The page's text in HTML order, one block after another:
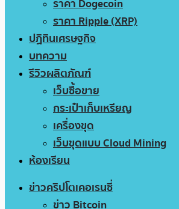
ราคา Dogecoin
ราคา Ripple (XRP)
ปฏิทินเศรษฐกิจ
บทความ
รีวิวผลิตภัณฑ์
เว็บซื้อขาย
กระเป๋าเก็บเหรียญ
เครื่องขุด
เว็บขุดแบบ Cloud Mining
ห้องเรียน
ข่าวคริปโตเคอเรนซี่
ข่าว Bitcoin